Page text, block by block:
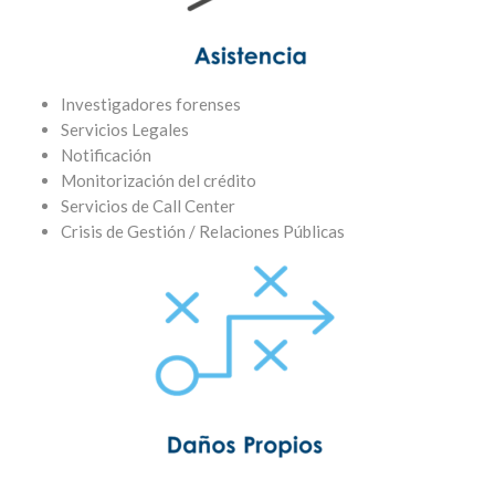
Investigadores forenses
Servicios Legales
Notificación
Monitorización del crédito
Servicios de Call Center
Crisis de Gestión / Relaciones Públicas